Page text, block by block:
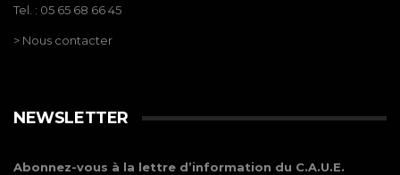
Tel. : 05 65 68 66 45
> Nous contacter
NEWSLETTER
Abonnez-vous à la lettre d’information du C.A.U.E.